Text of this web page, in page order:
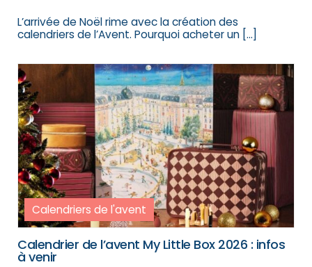
L’arrivée de Noël rime avec la création des
calendriers de l’Avent. Pourquoi acheter un […]
Calendriers de l'avent
Calendrier de l’avent My Little Box 2026 : infos
à venir